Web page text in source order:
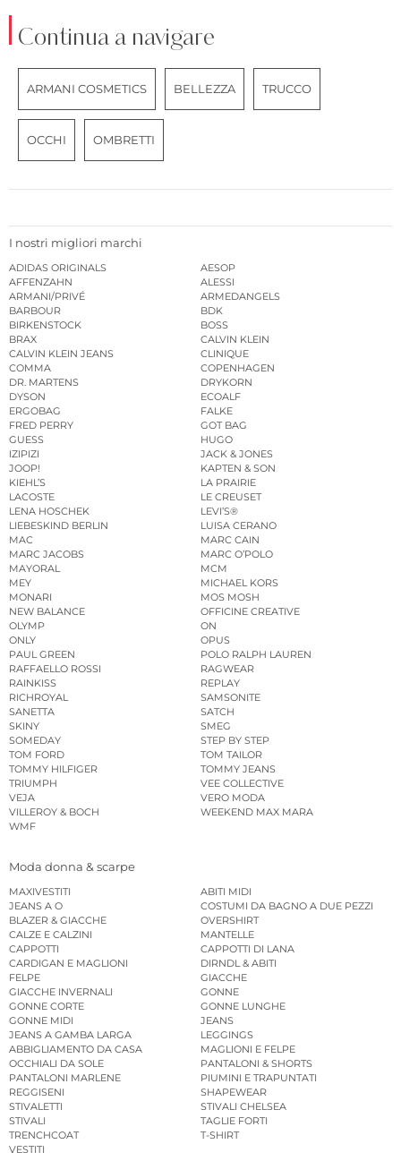
Continua a navigare
ARMANI COSMETICS BELLEZZA TRUCCO
OCCHI OMBRETTI
I nostri migliori marchi
ADIDAS ORIGINALS
AESOP
AFFENZAHN
ALESSI
ARMANI/PRIVÉ
ARMEDANGELS
BARBOUR
BDK
BIRKENSTOCK
BOSS
BRAX
CALVIN KLEIN
CALVIN KLEIN JEANS
CLINIQUE
COMMA
COPENHAGEN
DR. MARTENS
DRYKORN
DYSON
ECOALF
ERGOBAG
FALKE
FRED PERRY
GOT BAG
GUESS
HUGO
IZIPIZI
JACK & JONES
JOOP!
KAPTEN & SON
KIEHL’S
LA PRAIRIE
LACOSTE
LE CREUSET
LENA HOSCHEK
LEVI’S®
LIEBESKIND BERLIN
LUISA CERANO
MAC
MARC CAIN
MARC JACOBS
MARC O’POLO
MAYORAL
MCM
MEY
MICHAEL KORS
MONARI
MOS MOSH
NEW BALANCE
OFFICINE CREATIVE
OLYMP
ON
ONLY
OPUS
PAUL GREEN
POLO RALPH LAUREN
RAFFAELLO ROSSI
RAGWEAR
RAINKISS
REPLAY
RICHROYAL
SAMSONITE
SANETTA
SATCH
SKINY
SMEG
SOMEDAY
STEP BY STEP
TOM FORD
TOM TAILOR
TOMMY HILFIGER
TOMMY JEANS
TRIUMPH
VEE COLLECTIVE
VEJA
VERO MODA
VILLEROY & BOCH
WEEKEND MAX MARA
WMF
Moda donna & scarpe
MAXIVESTITI
ABITI MIDI
JEANS A O
COSTUMI DA BAGNO A DUE PEZZI
BLAZER & GIACCHE
OVERSHIRT
CALZE E CALZINI
MANTELLE
CAPPOTTI
CAPPOTTI DI LANA
CARDIGAN E MAGLIONI
DIRNDL & ABITI
FELPE
GIACCHE
GIACCHE INVERNALI
GONNE
GONNE CORTE
GONNE LUNGHE
GONNE MIDI
JEANS
JEANS A GAMBA LARGA
LEGGINGS
ABBIGLIAMENTO DA CASA
MAGLIONI E FELPE
OCCHIALI DA SOLE
PANTALONI & SHORTS
PANTALONI MARLENE
PIUMINI E TRAPUNTATI
REGGISENI
SHAPEWEAR
STIVALETTI
STIVALI CHELSEA
STIVALI
TAGLIE FORTI
TRENCHCOAT
T-SHIRT
VESTITI